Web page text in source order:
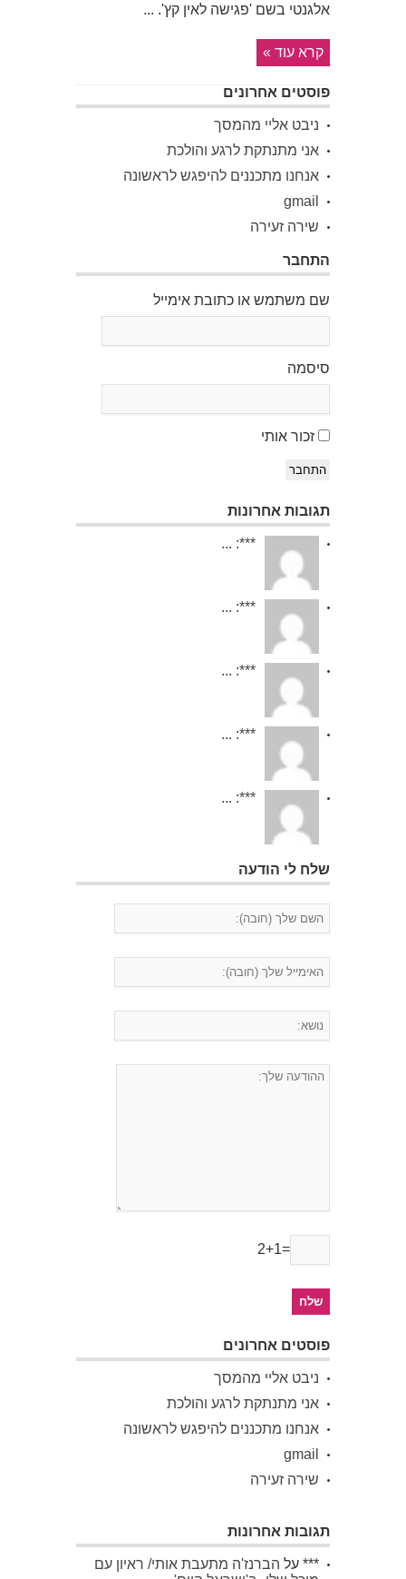
אלגנטי בשם 'פגישה לאין קץ'. ...
קרא עוד »
פוסטים אחרונים
ניבט אליי מהמסך
אני מתנתקת לרגע והולכת
אנחנו מתכננים להיפגש לראשונה
gmail
שירה זעירה
התחבר
שם משתמש או כתובת אימייל
סיסמה
זכור אותי
התחבר
תגובות אחרונות
***: ...
***: ...
***: ...
***: ...
***: ...
שלח לי הודעה
2+1=
פוסטים אחרונים
ניבט אליי מהמסך
אני מתנתקת לרגע והולכת
אנחנו מתכננים להיפגש לראשונה
gmail
שירה זעירה
תגובות אחרונות
*** על הברנז'ה מתעבת אותי/ ראיון עם